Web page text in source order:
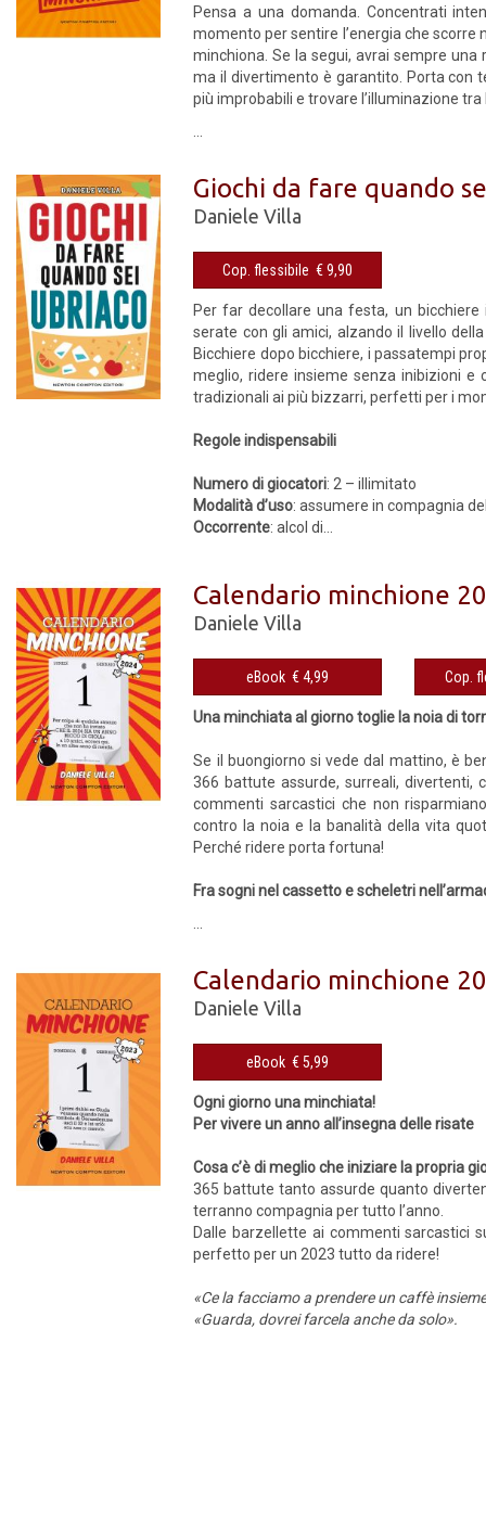
Pensa a una domanda. Concentrati
momento per sentire l’energia che scorre
minchiona. Se la segui, avrai sempre
ma il divertimento è garantito. Porta con
più improbabili e trovare l’illuminazione
Giochi da fare quando
Daniele Villa
Cop. flessibile € 9,90
Per far decollare una festa, un
serate con gli amici, alzando il livello
Bicchiere dopo bicchiere, i passatempi
meglio, ridere insieme senza inibizioni e
tradizionali ai più bizzarri, perfetti per i
Regole indispensabili
Numero di giocatori: 2 – illimitato
Modalità d’uso: assumere in compagnia
Occorrente: alcol di...
Calendario minchione
Daniele Villa
eBook € 4,99
Una minchiata al giorno toglie la noia di
Se il buongiorno si vede dal mattino, è
366 battute assurde, surreali, divertenti,
commenti sarcastici che non
contro la noia e la banalità della vita
Perché ridere porta fortuna!
Fra sogni nel cassetto e scheletri
Calendario minchione
Daniele Villa
eBook € 5,99
Ogni giorno una minchiata!
Per vivere un anno all’insegna delle risate
Cosa c’è di meglio che iniziare la propria
365 battute tanto assurde quanto
terranno compagnia per tutto l’anno.
Dalle barzellette ai commenti sarcastici
perfetto per un 2023 tutto da ridere!
«Ce la facciamo a prendere un caffè
«Guarda, dovrei farcela anche da solo».